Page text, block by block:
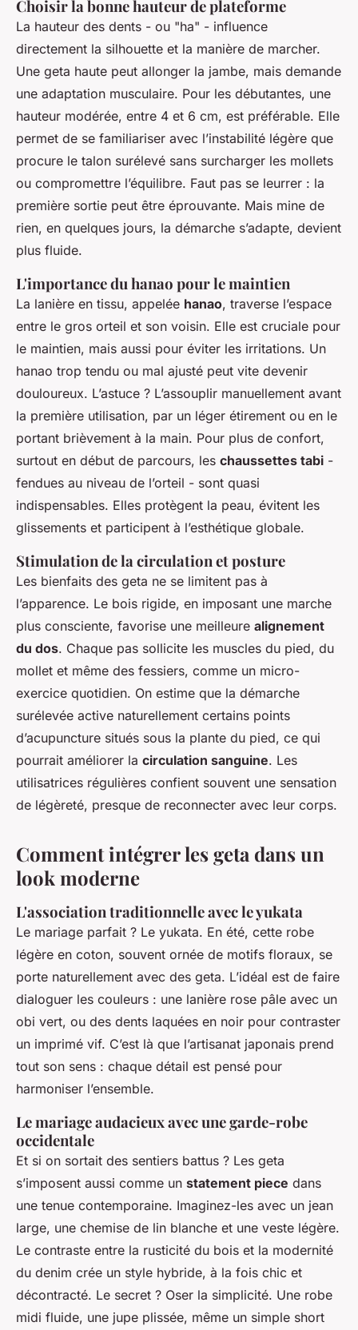
Choisir la bonne hauteur de plateforme
La hauteur des dents - ou "ha" - influence
directement la silhouette et la manière de marcher.
Une geta haute peut allonger la jambe, mais demande
une adaptation musculaire. Pour les débutantes, une
hauteur modérée, entre 4 et 6 cm, est préférable. Elle
permet de se familiariser avec l’instabilité légère que
procure le talon surélevé sans surcharger les mollets
ou compromettre l’équilibre. Faut pas se leurrer : la
première sortie peut être éprouvante. Mais mine de
rien, en quelques jours, la démarche s’adapte, devient
plus fluide.
L'importance du hanao pour le maintien
La lanière en tissu, appelée hanao, traverse l’espace
entre le gros orteil et son voisin. Elle est cruciale pour
le maintien, mais aussi pour éviter les irritations. Un
hanao trop tendu ou mal ajusté peut vite devenir
douloureux. L’astuce ? L’assouplir manuellement avant
la première utilisation, par un léger étirement ou en le
portant brièvement à la main. Pour plus de confort,
surtout en début de parcours, les chaussettes tabi -
fendues au niveau de l’orteil - sont quasi
indispensables. Elles protègent la peau, évitent les
glissements et participent à l’esthétique globale.
Stimulation de la circulation et posture
Les bienfaits des geta ne se limitent pas à
l’apparence. Le bois rigide, en imposant une marche
plus consciente, favorise une meilleure alignement
du dos. Chaque pas sollicite les muscles du pied, du
mollet et même des fessiers, comme un micro-
exercice quotidien. On estime que la démarche
surélevée active naturellement certains points
d’acupuncture situés sous la plante du pied, ce qui
pourrait améliorer la circulation sanguine. Les
utilisatrices régulières confient souvent une sensation
de légèreté, presque de reconnecter avec leur corps.
Comment intégrer les geta dans un
look moderne
L'association traditionnelle avec le yukata
Le mariage parfait ? Le yukata. En été, cette robe
légère en coton, souvent ornée de motifs floraux, se
porte naturellement avec des geta. L’idéal est de faire
dialoguer les couleurs : une lanière rose pâle avec un
obi vert, ou des dents laquées en noir pour contraster
un imprimé vif. C’est là que l’artisanat japonais prend
tout son sens : chaque détail est pensé pour
harmoniser l’ensemble.
Le mariage audacieux avec une garde-robe
occidentale
Et si on sortait des sentiers battus ? Les geta
s’imposent aussi comme un statement piece dans
une tenue contemporaine. Imaginez-les avec un jean
large, une chemise de lin blanche et une veste légère.
Le contraste entre la rusticité du bois et la modernité
du denim crée un style hybride, à la fois chic et
décontracté. Le secret ? Oser la simplicité. Une robe
midi fluide, une jupe plissée, même un simple short